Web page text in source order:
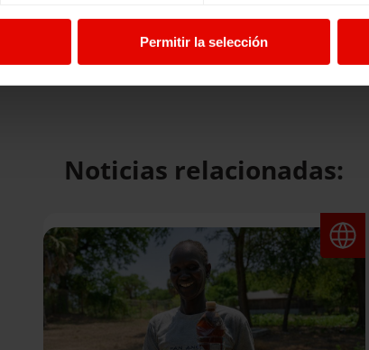
Permitir la selección
Noticias relacionadas: